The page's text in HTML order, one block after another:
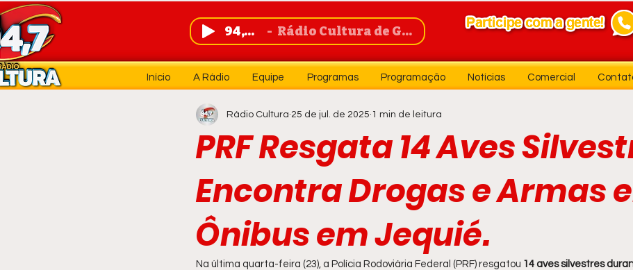
94,7 FM Rádio Cultura de Guanambi
Início A Rádio Equipe Programas Programação Notícias Comercial
PRF Resgata 14 Aves
Encontra Drogas e Armas
Ônibus em Jequié.
Rádio Cultura 25 de jul. de 2025 1 min de leitura
Na última quarta-feira (23), a Polícia Rodoviária Federal (PRF) resgatou 14 aves silvestres